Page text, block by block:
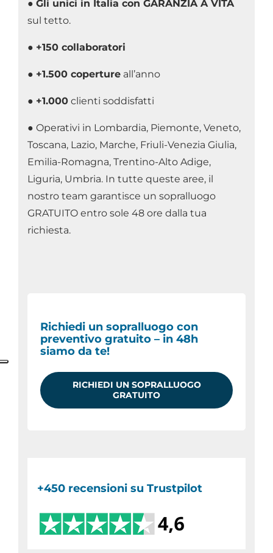
● Gli unici in Italia con GARANZIA A VITA
sul tetto.
● +150 collaboratori
● +1.500 coperture all’anno
● +1.000 clienti soddisfatti
● Operativi in Lombardia, Piemonte, Veneto,
Toscana, Lazio, Marche, Friuli-Venezia Giulia,
Emilia-Romagna, Trentino-Alto Adige,
Liguria, Umbria. In tutte queste aree, il
nostro team garantisce un sopralluogo
GRATUITO entro sole 48 ore dalla tua
richiesta.
Richiedi un sopralluogo con
preventivo gratuito – in 48h
siamo da te!
RICHIEDI UN SOPRALLUOGO
GRATUITO
+450 recensioni su Trustpilot